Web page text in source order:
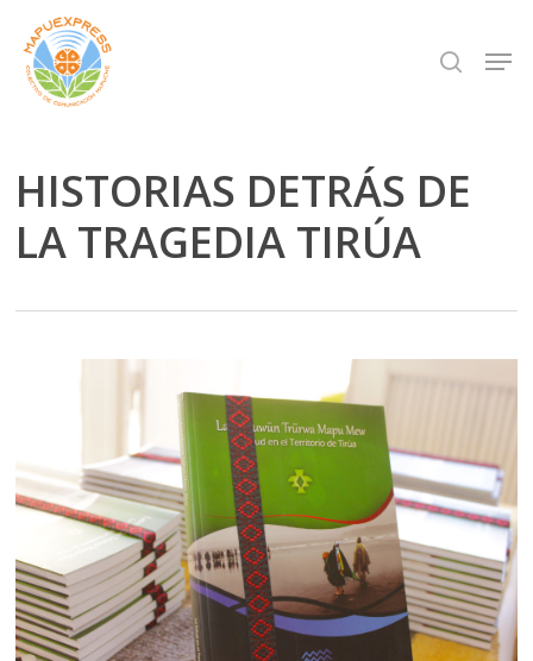
Skip
main
search
HISTORIAS DETRÁS DE
LA TRAGEDIA TIRÚA
Close